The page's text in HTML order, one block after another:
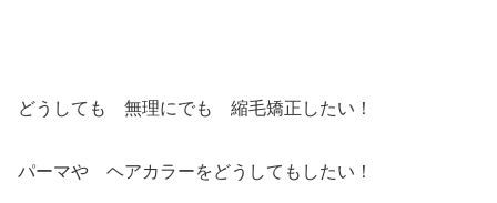
どうしても 無理にでも 縮毛矯正したい！
パーマや ヘアカラーをどうしてもしたい！